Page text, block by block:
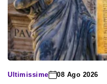
Ultimissime 08 Ago 2026